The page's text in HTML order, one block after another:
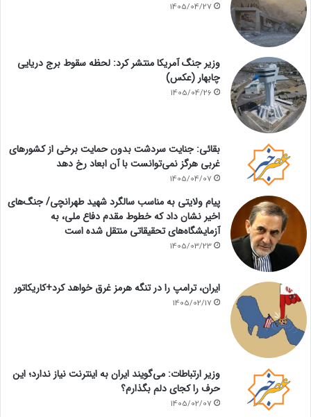
1405/04/27
وزیر جنگ آمریکا منتشر کرد: لحظه سقوط برج دریایی
چابهار (عکس)
1405/04/26
بقائی: جنایت سردشت بدون حمایت برخی از کشورهای
غربی هرگز نمی‌توانست با آن ابعاد رخ دهد
1405/04/07
پیام ولایتی به مناسب سالگرد شهید طهرانچی/ جنگ‌های
اخیر نشان داد که خطوط مقدم دفاع ملی، به
آزمایشگاه‌های تحقیقاتی منتقل شده است
1405/03/23
ایران، ترامپ را در تنگه هرمز غرق خواهد کرد+کاریکاتور
1405/02/17
وزیر ارتباطات: می‌گویند ایران به اینترنت نیاز ندارد؛ این
حرف را کجای دلم بگذارم؟
1405/02/07